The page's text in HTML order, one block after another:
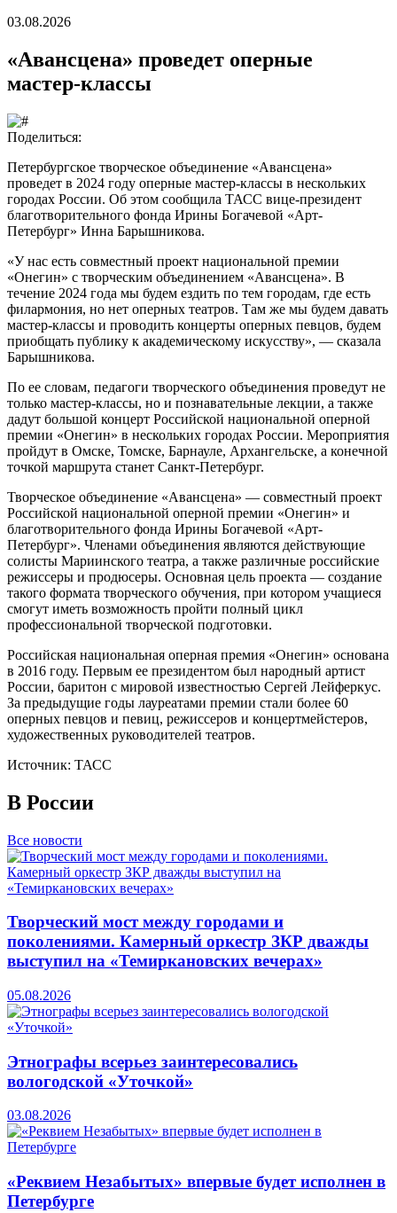
03.08.2026
«Авансцена» проведет оперные
мастер-классы
Поделиться:
Петербургское творческое объединение «Авансцена»
проведет в 2024 году оперные мастер-классы в нескольких
городах России. Об этом сообщила ТАСС вице-президент
благотворительного фонда Ирины Богачевой «Арт-
Петербург» Инна Барышникова.
«У нас есть совместный проект национальной премии
«Онегин» с творческим объединением «Авансцена». В
течение 2024 года мы будем ездить по тем городам, где есть
филармония, но нет оперных театров. Там же мы будем давать
мастер-классы и проводить концерты оперных певцов, будем
приобщать публику к академическому искусству», — сказала
Барышникова.
По ее словам, педагоги творческого объединения проведут не
только мастер-классы, но и познавательные лекции, а также
дадут большой концерт Российской национальной оперной
премии «Онегин» в нескольких городах России. Мероприятия
пройдут в Омске, Томске, Барнауле, Архангельске, а конечной
точкой маршрута станет Санкт-Петербург.
Творческое объединение «Авансцена» — совместный проект
Российской национальной оперной премии «Онегин» и
благотворительного фонда Ирины Богачевой «Арт-
Петербург». Членами объединения являются действующие
солисты Мариинского театра, а также различные российские
режиссеры и продюсеры. Основная цель проекта — создание
такого формата творческого обучения, при котором учащиеся
смогут иметь возможность пройти полный цикл
профессиональной творческой подготовки.
Российская национальная оперная премия «Онегин» основана
в 2016 году. Первым ее президентом был народный артист
России, баритон с мировой известностью Сергей Лейферкус.
За предыдущие годы лауреатами премии стали более 60
оперных певцов и певиц, режиссеров и концертмейстеров,
художественных руководителей театров.
Источник: ТАСС
В России
Все новости
Творческий мост между городами и
поколениями. Камерный оркестр ЗКР дважды
выступил на «Темиркановских вечерах»
05.08.2026
Этнографы всерьез заинтересовались
вологодской «Уточкой»
03.08.2026
«Реквием Незабытых» впервые будет исполнен в
Петербурге